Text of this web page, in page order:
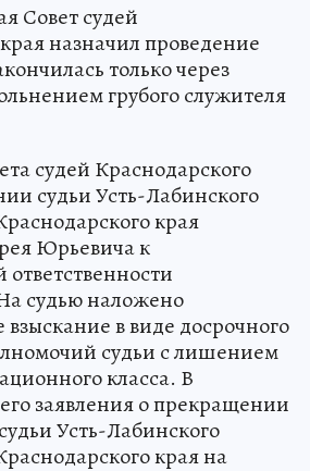
Совет судей
назначил проведение
только через
грубого служителя
судей Краснодарского
судьи Усть-Лабинского
края
Юрьевича к
судью наложено
в виде досрочного
судьи с лишением
класса. В
заявления о прекращении
Усть-Лабинского
края на